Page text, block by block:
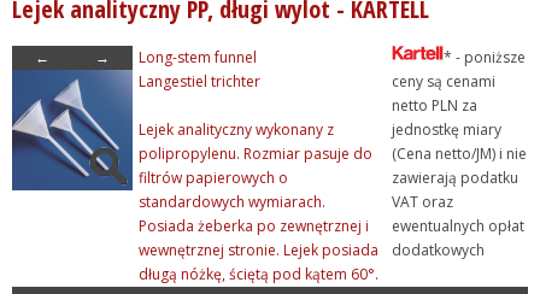
Lejek analityczny PP, długi wylot - KARTELL
← →
Long-stem funnel
Langestiel trichter
Lejek analityczny wykonany z
polipropylenu. Rozmiar pasuje do
filtrów papierowych o
standardowych wymiarach.
Posiada żeberka po zewnętrznej i
wewnętrznej stronie. Lejek posiada
długą nóżkę, ściętą pod kątem 60°.
* - poniższe
ceny są cenami
netto PLN za
jednostkę miary
(Cena netto/JM) i nie
zawierają podatku
VAT oraz
ewentualnych opłat
dodatkowych